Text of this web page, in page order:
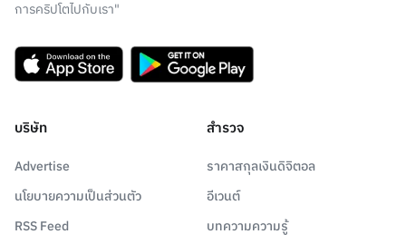
การคริปโตไปกับเรา"
บริษัท
Advertise
นโยบายความเป็นส่วนตัว
RSS Feed
สำรวจ
ราคาสกุลเงินดิจิตอล
อีเวนต์
บทความความรู้